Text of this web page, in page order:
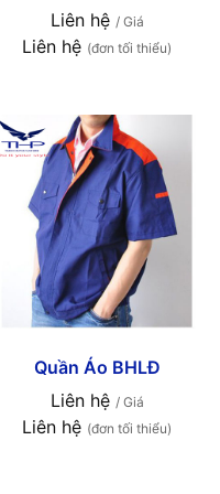
Liên hệ / Giá
Liên hệ (đơn tối thiểu)
Quần Áo BHLĐ
Liên hệ / Giá
Liên hệ (đơn tối thiểu)